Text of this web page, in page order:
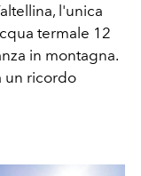
l'unica
termale 12
in montagna.
un ricordo